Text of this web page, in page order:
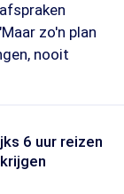
zo'n plan
nooit
6 uur reizen